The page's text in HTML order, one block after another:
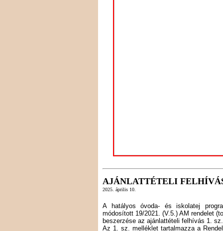
AJÁNLATTÉTELI
2025. április 10.
A hatályos óvoda- és iskolatej
módosított 19/2021. (V.5.) AM rendelet
beszerzése az ajánlattételi felhívás 1.
Az 1. sz. melléklet tartalmazza a